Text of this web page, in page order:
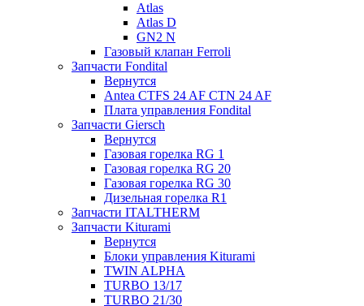
Atlas
Atlas D
GN2 N
Газовый клапан Ferroli
Запчасти Fondital
Вернутся
Antea CTFS 24 AF CTN 24 AF
Плата управления Fondital
Запчасти Giersch
Вернутся
Газовая горелка RG 1
Газовая горелка RG 20
Газовая горелка RG 30
Дизельная горелка R1
Запчасти ITALTHERM
Запчасти Kiturami
Вернутся
Блоки управления Kiturami
TWIN ALPHA
TURBO 13/17
TURBO 21/30